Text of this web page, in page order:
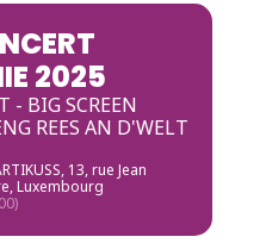
2025
- BIG SCREEN
REES AN D'WELT
, 13, rue Jean
Luxembourg